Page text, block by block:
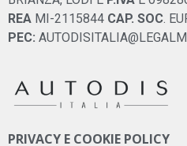
REA MI-2115844 CAP. SOC.
PEC:
PRIVACY E COOKIE POLICY